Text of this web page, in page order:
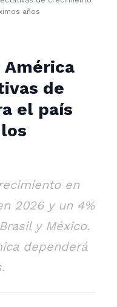
años
América
de
el país
en
2026 y un 4%
y México.
dependerá